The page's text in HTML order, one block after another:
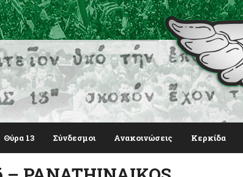
Θύρα 13 Σύνδεσμοι Ανακοινώσεις Κερκίδα